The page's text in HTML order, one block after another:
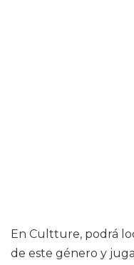
En Cultture, podrá
de este género y